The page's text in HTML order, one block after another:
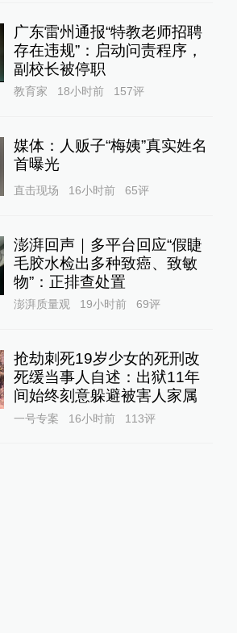
广东雷州通报“特教老师招聘
存在违规”：启动问责程序，
副校长被停职
教育家 18小时前 157评
媒体：人贩子“梅姨”真实姓名
首曝光
直击现场 16小时前 65评
澎湃回声｜多平台回应“假睫
毛胶水检出多种致癌、致敏
物”：正排查处置
澎湃质量观 19小时前 69评
抢劫刺死19岁少女的死刑改
死缓当事人自述：出狱11年
间始终刻意躲避被害人家属
一号专案 16小时前 113评